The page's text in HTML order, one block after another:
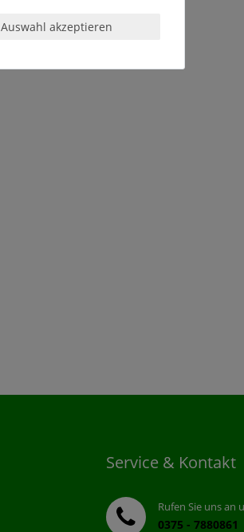
Service & Kontakt
Rufen Sie uns an
0375 - 7880861
Auswahl akzeptieren